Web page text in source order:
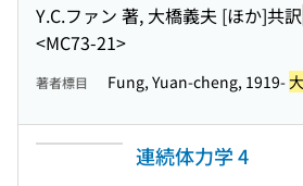
Y.C.ファン 著, 大橋義夫 [ほか]共訳
<MC73-21>
著者標目 Fung, Yuan-cheng, 1919-
連続体力学 4